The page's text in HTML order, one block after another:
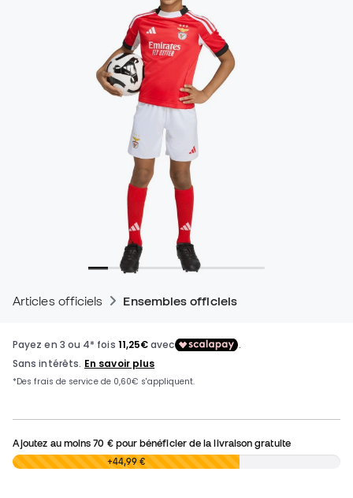
Articles officiels Ensembles officiels
Ajoutez au moins70 €pour bénéficier de la livraison gratuite
0,00 € +44,99 €